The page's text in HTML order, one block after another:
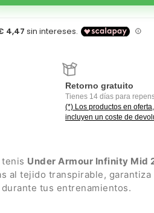
Retorno gratuito
Tienes 14 días para
(*) Los productos en
incluyen un coste de
Under Armour Infinity Mid
al tejido transpirable, garantiza
tus entrenamientos.